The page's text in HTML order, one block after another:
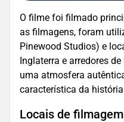
O filme foi filmado
as filmagens, foram
Pinewood Studios) e
Inglaterra e arredores
uma atmosfera
característica da
Locais de